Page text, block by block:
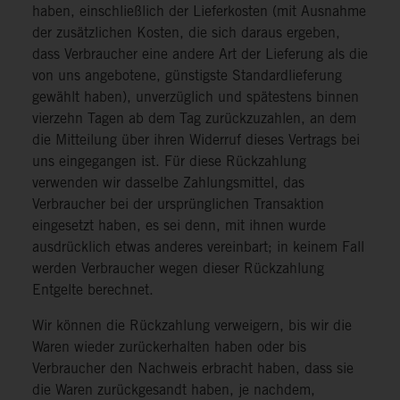
haben, einschließlich der Lieferkosten (mit Ausnahme
der zusätzlichen Kosten, die sich daraus ergeben,
dass Verbraucher eine andere Art der Lieferung als die
von uns angebotene, günstigste Standardlieferung
gewählt haben), unverzüglich und spätestens binnen
vierzehn Tagen ab dem Tag zurückzuzahlen, an dem
die Mitteilung über ihren Widerruf dieses Vertrags bei
uns eingegangen ist. Für diese Rückzahlung
verwenden wir dasselbe Zahlungsmittel, das
Verbraucher bei der ursprünglichen Transaktion
eingesetzt haben, es sei denn, mit ihnen wurde
ausdrücklich etwas anderes vereinbart; in keinem Fall
werden Verbraucher wegen dieser Rückzahlung
Entgelte berechnet.
Wir können die Rückzahlung verweigern, bis wir die
Waren wieder zurückerhalten haben oder bis
Verbraucher den Nachweis erbracht haben, dass sie
die Waren zurückgesandt haben, je nachdem,